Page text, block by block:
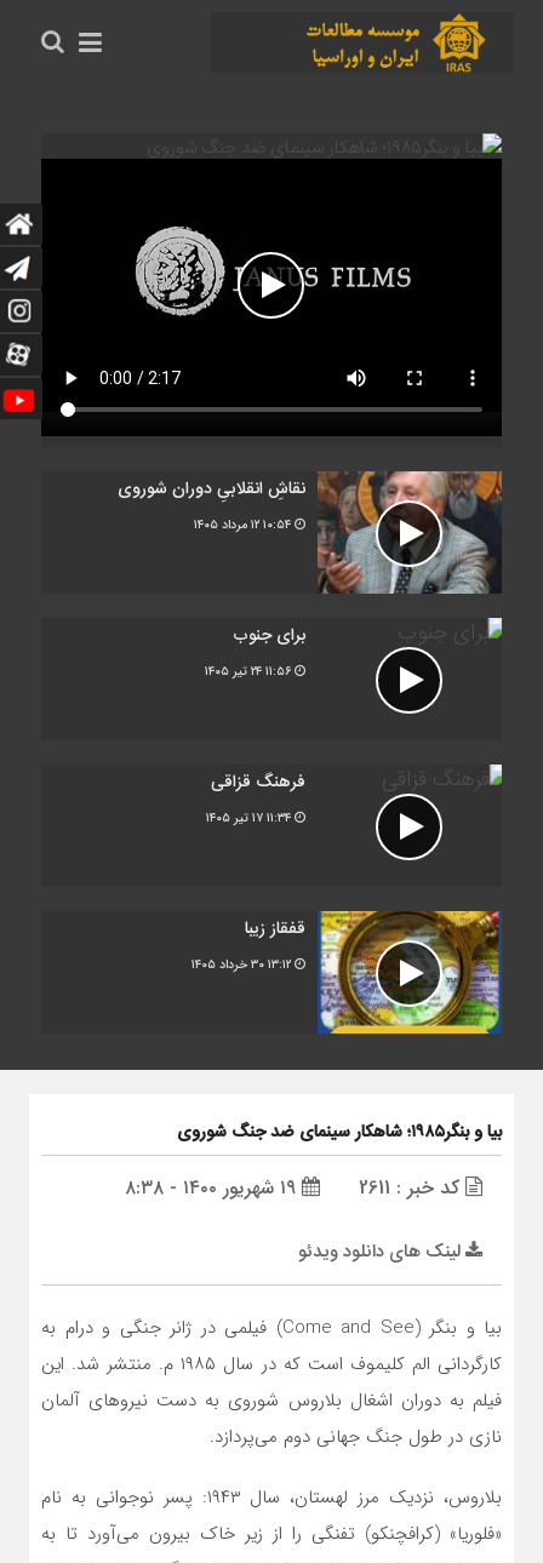
نقاشِ انقلابیِ دوران شوروی
۱۲ مرداد ۱۴۰۵
برای جنوب
۲۴ تیر ۱۴۰۵
فرهنگ قزاقی
۱۷ تیر ۱۴۰۵
قفقاز زیبا
۳۰ خرداد ۱۴۰۵
بیا و بنگر۱۹۸۵؛ شاهکار سینمای ضد جنگ شوروی
کد خبر : 2611
لینک های دانلود ویدئو
بیا و بنگر (Come and See) فیلمی در ژانر جنگی و درام به
کارگردانی الم کلیموف است که در سال ۱۹۸۵ م. منتشر شد. این
فیلم به دوران اشغال بلاروس شوروی به دست نیروهای آلمان
نازی در طول جنگ جهانی دوم می‌پردازد.
بلاروس، نزدیک مرز لهستان، سال ۱۹۴۳: پسر نوجوانی به نام
«فلوریا» (کرافچنکو) تفنگی را از زیر خاک بیرون می‌آورد تا به